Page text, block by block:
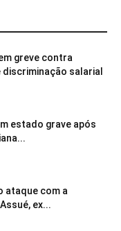
greve contra
salarial
estado grave após
ataque com a
ex...